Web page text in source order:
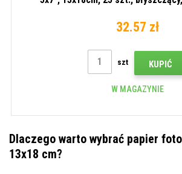
32.57 zł
szt KUPIĆ
W MAGAZYNIE
Dlaczego warto wybrać papier
13x18 cm?